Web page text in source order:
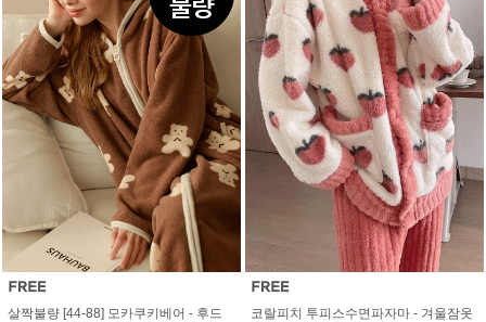
살짝불량 [44-88] 모카쿠키베어 - 후드
코랄피치 투피스수면파자마 - 겨울잠옷